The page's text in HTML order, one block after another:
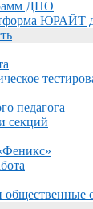
ДПО
ЮРАЙТ
педагога
секций
общественные